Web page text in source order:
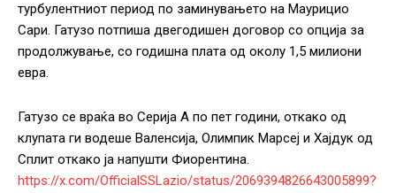
турбулентниот период по заминувањето на Маурицио
Сари. Гатузо потпиша двегодишен договор со опција за
продолжување, со годишна плата од околу 1,5 милиони
евра.
Гатузо се враќа во Серија А по пет години, откако од
клупата ги водеше Валенсија, Олимпик Марсеј и Хајдук од
Сплит откако ја напушти Фиорентина.
https://x.com/OfficialSSLazio/status/2069394826643005899?